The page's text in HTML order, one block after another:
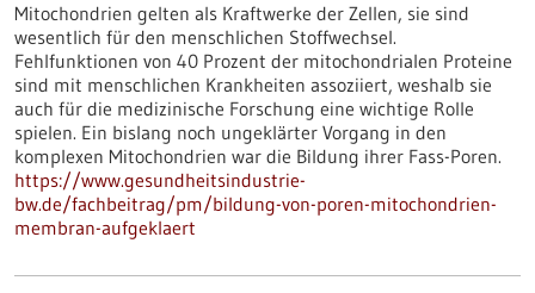
Mitochondrien gelten als Kraftwerke der Zellen, sie sind
wesentlich für den menschlichen Stoffwechsel.
Fehlfunktionen von 40 Prozent der mitochondrialen Proteine
sind mit menschlichen Krankheiten assoziiert, weshalb sie
auch für die medizinische Forschung eine wichtige Rolle
spielen. Ein bislang noch ungeklärter Vorgang in den
komplexen Mitochondrien war die Bildung ihrer Fass-Poren.
https://www.gesundheitsindustrie-
bw.de/fachbeitrag/pm/bildung-von-poren-mitochondrien-
membran-aufgeklaert